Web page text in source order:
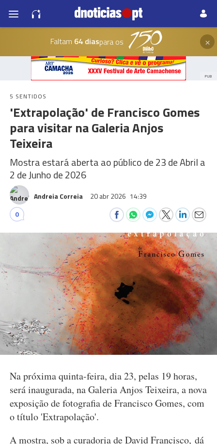
Faltam 64 diaspara os ×
PUB
5 SENTIDOS
'Extrapolação' de Francisco Gomes
para visitar na Galeria Anjos
Teixeira
Mostra estará aberta ao público de 23 de Abril a
2 de Junho de 2026
Andreia Correia 20 abr 2026 14:39
0
Na próxima quinta-feira, dia 23, pelas 19 horas,
será inaugurada, na Galeria Anjos Teixeira, a nova
exposição de fotografia de Francisco Gomes, com
o título 'Extrapolação'.
A mostra, sob a curadoria de David Francisco, dá